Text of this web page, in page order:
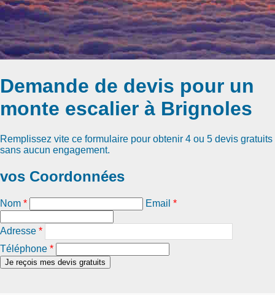
Demande de devis pour un
monte escalier à Brignoles
Remplissez vite ce formulaire pour obtenir 4 ou 5 devis gratuits
sans aucun engagement.
vos Coordonnées
Nom * Email *
Adresse *
Téléphone *